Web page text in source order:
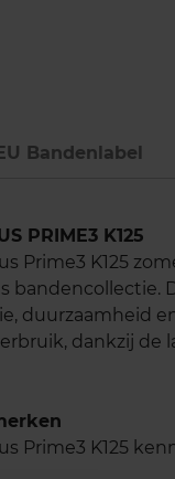
EU Bandenlabel
PRIME3 K125
Prime3 K125
bandencollectie.
duurzaamheid
dankzij
Prime3 K125